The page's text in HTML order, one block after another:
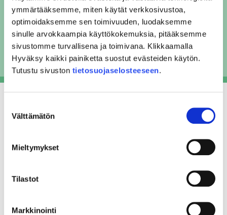
ymmärtääksemme, miten käytät verkkosivustoa,
optimoidaksemme sen toimivuuden, luodaksemme
sinulle arvokkaampia käyttökokemuksia, pitääksemme
sivustomme turvallisena ja toimivana. Klikkaamalla
Hyväksy kaikki painiketta suostut evästeiden käytön.
Tutustu sivuston tietosuojaselosteeseen.
valinta
Välttämätön
Mieltymykset
Tilastot
Markkinointi
sykkeessä mukana!
Tilaa uutiskirje
Yritykselle
NuorisoLeader